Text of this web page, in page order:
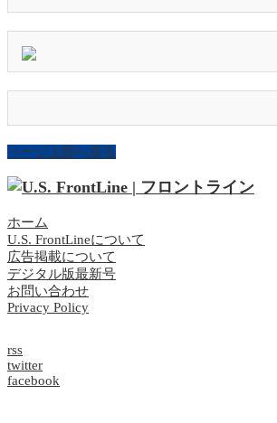
ページ上部へ戻る
ホーム
U.S. FrontLineについて
広告掲載について
デジタル版最新号
お問い合わせ
Privacy Policy
rss
twitter
facebook